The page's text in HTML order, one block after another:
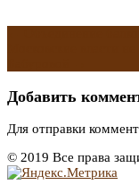
Добавить
Для отправки
© 2019 Все права